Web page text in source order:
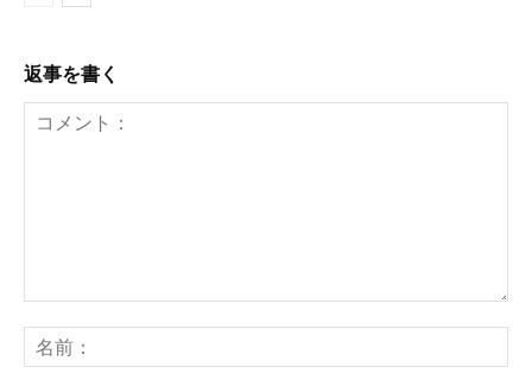
返事を書く
ン
前